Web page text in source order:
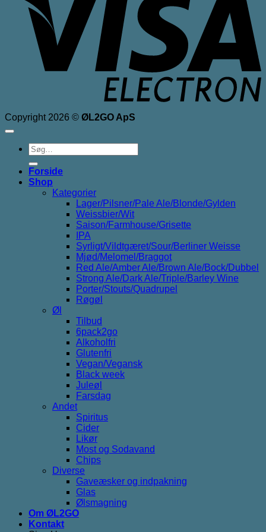
Copyright 2026 © ØL2GO ApS
Søg
efter:
Forside
Shop
Kategorier
Lager/Pilsner/Pale Ale/Blonde/Gylden
Weissbier/Wit
Saison/Farmhouse/Grisette
IPA
Syrligt/Vildtgæret/Sour/Berliner Weisse
Mjød/Melomel/Braggot
Red Ale/Amber Ale/Brown Ale/Bock/Dubbel
Strong Ale/Dark Ale/Triple/Barley Wine
Porter/Stouts/Quadrupel
Røgøl
Øl
Tilbud
6pack2go
Alkoholfri
Glutenfri
Vegan/Vegansk
Black week
Juleøl
Farsdag
Andet
Spiritus
Cider
Likør
Most og Sodavand
Chips
Diverse
Gaveæsker og indpakning
Glas
Ølsmagning
Om ØL2GO
Kontakt